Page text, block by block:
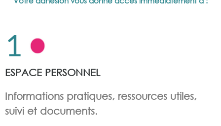
Rejoignez une communauté bienveillante qui
Je deviens membre – 15€ / an
1
ESPACE PERSONNEL
Informations pratiques, ressources utiles,
suivi et documents.